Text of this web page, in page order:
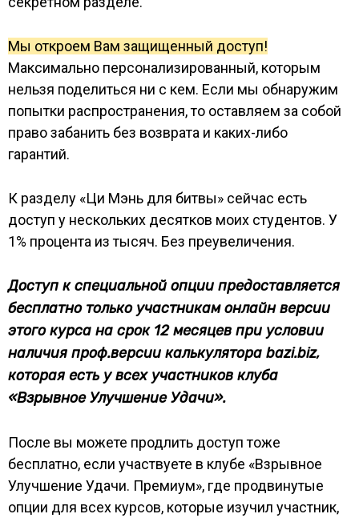
Мы откроем Вам защищенный доступ!
Максимально персонализированный, которым
нельзя поделиться ни с кем. Если мы обнаружим
попытки распространения, то оставляем за собой
право забанить без возврата и каких-либо
гарантий.
К разделу «Ци Мэнь для битвы» сейчас есть
доступ у нескольких десятков моих студентов. У
1% процента из тысяч. Без преувеличения.
Доступ к специальной опции предоставляется
бесплатно только участникам онлайн версии
этого курса на срок 12 месяцев при условии
наличия проф.версии калькулятора bazi.biz,
которая есть у всех участников клуба
«Взрывное Улучшение Удачи».
После вы можете продлить доступ тоже
бесплатно, если участвуете в клубе «Взрывное
Улучшение Удачи. Премиум», где продвинутые
опции для всех курсов, которые изучил участник,